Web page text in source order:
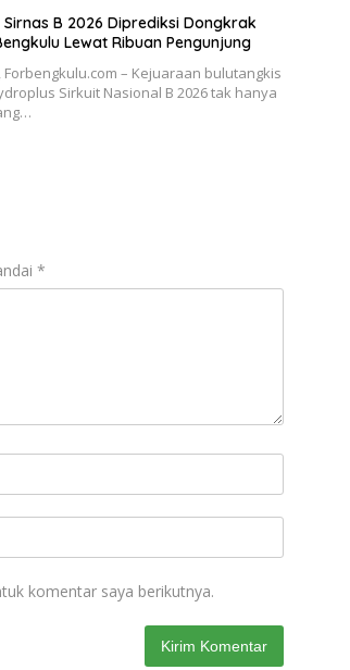
B 2026 Diprediksi Dongkrak
Lewat Ribuan Pengunjung
Forbengkulu.com – Kejuaraan bulutangkis
Sirkuit Nasional B 2026 tak hanya
*
komentar saya berikutnya.